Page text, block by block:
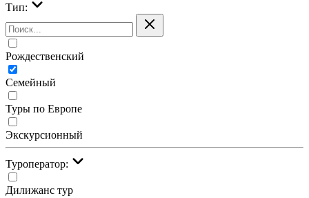
Тип:
Рождественский
Семейный
Туры по Европе
Экскурсионный
Туроператор:
Дилижанс тур